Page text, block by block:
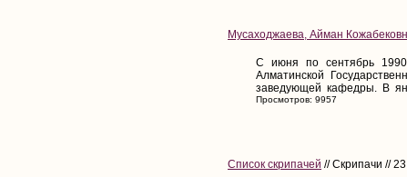
Мусаходжаева, Айман
С июня по сентябрь 1990
Алматинской
заведующей кафедры. В
Просмотров: 9957
Список скрипачей // Скрипачи //